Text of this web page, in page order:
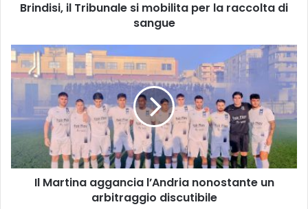
sangue
Brindisi, il Tribunale si mobilita per la raccolta di
sangue
Il
Martina
aggancia
nonostante
un
arbitraggio
discutibile
Il Martina aggancia l’Andria nonostante un
arbitraggio discutibile